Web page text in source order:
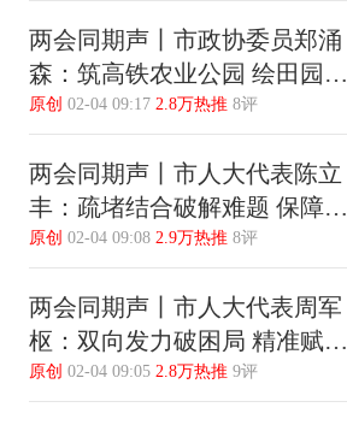
两会同期声丨市政协委员郑涌
森：筑高铁农业公园 绘田园都
市新景
原创 02-04 09:17 2.8万热推 8评
两会同期声丨市人大代表陈立
丰：疏堵结合破解难题 保障农
民住房权益
原创 02-04 09:08 2.9万热推 8评
两会同期声丨市人大代表周军
枢：双向发力破困局 精准赋能
促转型
原创 02-04 09:05 2.8万热推 9评